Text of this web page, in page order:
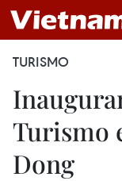
TURISMO
Turismo
Dong